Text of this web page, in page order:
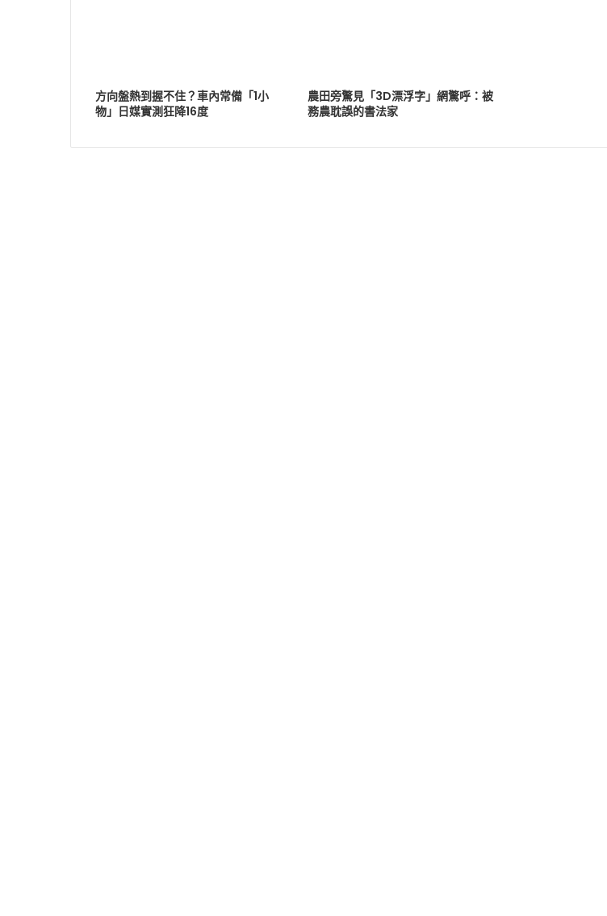
方向盤熱到握不住？車內常備「1小
物」日媒實測狂降16度
農田旁驚見「3D漂浮字」網驚呼：被
務農耽誤的書法家